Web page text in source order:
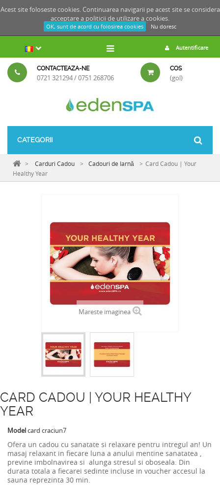
Acest site foloseste cookies. Continuarea navigarii pe acest site se considera
acceptare a politicii de utilizare a cookies.
OK, sunt de acord cu folosirea cookies Nu doresc
Autentificare
CONTACTEAZA-NE
0721 321294 / 0751 268706
COS
(gol)
CATEGORII
> Carduri Cadou > Cadouri de Iarnă > Card Cadou | Your
Healthy Year
Mareste imaginea
CARD CADOU | YOUR HEALTHY
YEAR
Modelcard craciun7
Ofera un cadou cu sanatate si relaxare pentru intregul an! Un
masaj relaxant in fiecare luna a anului mentine sanatatea ,
previne imbolnavirea si alunga stresul si oboseala. Din
durata totala a fiecarei sedinte incluse in voucher accesul la
sauna reprezinta 30 min.